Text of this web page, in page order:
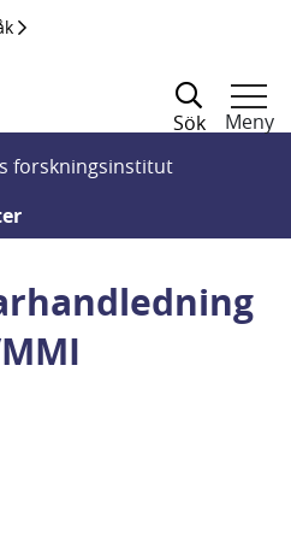
Sök
Meny
forskningsinstitut